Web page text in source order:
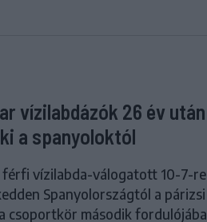
vízilabdázók 26 év után
a spanyoloktól
férfi vízilabda-válogatott 10-7-re
Spanyolországtól a párizsi
csoportkör második